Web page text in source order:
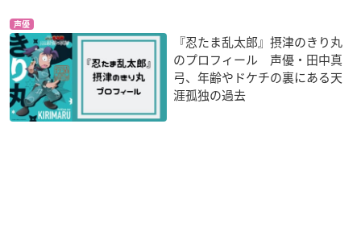
声優
『忍たま乱太郎』摂津のきり丸
のプロフィール 声優・田中真
弓、年齢やドケチの裏にある天
涯孤独の過去